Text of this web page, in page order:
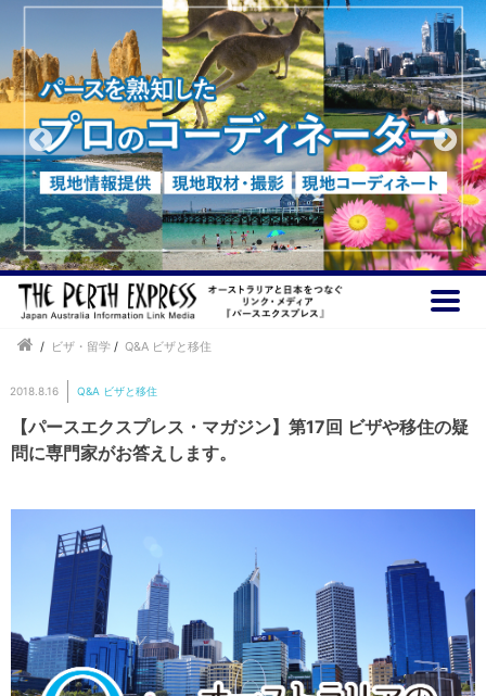
/ ビザ・留学 / Q&A ビザと移住
2018.8.16 Q&A ビザと移住
【パースエクスプレス・マガジン】第17回 ビザや移住の疑
問に専門家がお答えします。